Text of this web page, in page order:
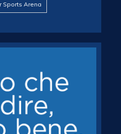
Sports Arena